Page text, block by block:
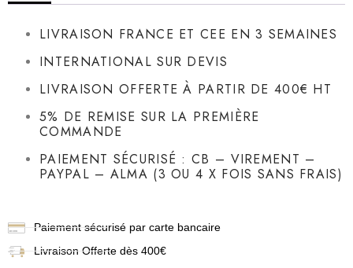
LIVRAISON FRANCE ET CEE EN 3 SEMAINES
INTERNATIONAL SUR DEVIS
LIVRAISON OFFERTE À PARTIR DE 400€ HT
5% DE REMISE SUR LA PREMIÈRE
COMMANDE
PAIEMENT SÉCURISÉ : CB – VIREMENT –
PAYPAL – ALMA (3 OU 4 X FOIS SANS FRAIS)
Paiement sécurisé par carte bancaire
Livraison Offerte dès 400€